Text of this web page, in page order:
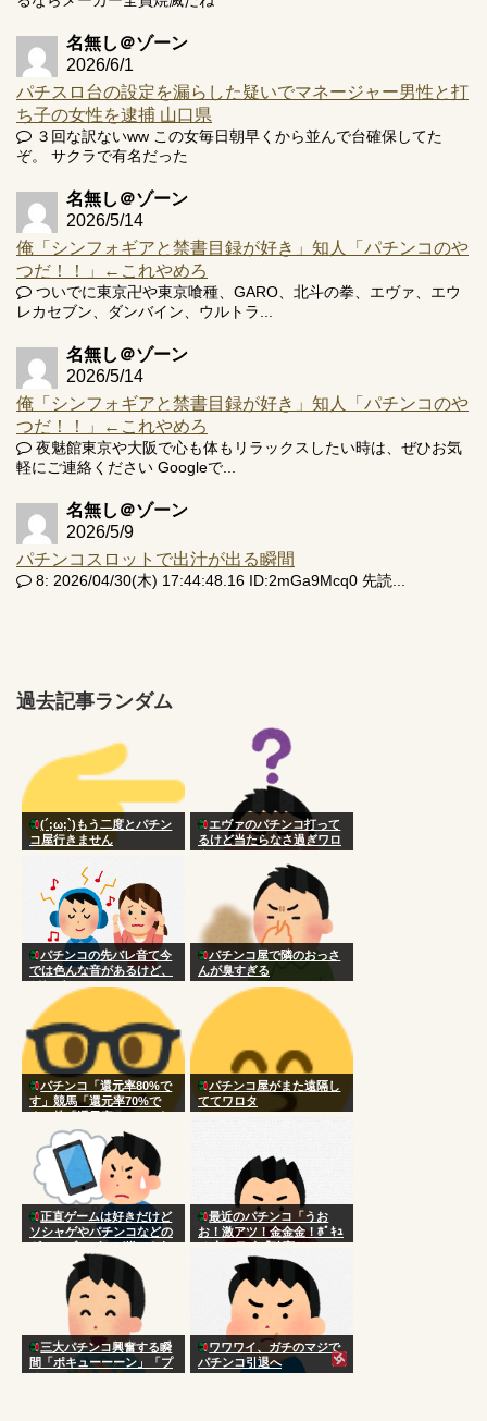
名無し＠ゾーン
2026/6/1
パチスロ台の設定を漏らした疑いでマネージャー男性と打
ち子の女性を逮捕 山口県
３回な訳ないww この女毎日朝早くから並んで台確保してた
ぞ。 サクラで有名だった
名無し＠ゾーン
2026/5/14
俺「シンフォギアと禁書目録が好き」知人「パチンコのや
つだ！！」←これやめろ
ついでに東京卍や東京喰種、GARO、北斗の拳、エヴァ、エウ
レカセブン、ダンバイン、ウルトラ...
名無し＠ゾーン
2026/5/14
俺「シンフォギアと禁書目録が好き」知人「パチンコのや
つだ！！」←これやめろ
夜魅館東京や大阪で心も体もリラックスしたい時は、ぜひお気
軽にご連絡ください Googleで...
名無し＠ゾーン
2026/5/9
パチンコスロットで出汁が出る瞬間
8: 2026/04/30(木) 17:44:48.16 ID:2mGa9Mcq0 先読...
過去記事ランダム
(´;ω;`)もう二度とパチン
コ屋行きません
エヴァのパチンコ打って
るけど当たらなさ過ぎワロ
タ
パチンコの先バレ音て今
では色んな音があるけど、
どれがいい？
パチンコ屋で隣のおっさ
んが臭すぎる
パチンコ「還元率80%で
す」競馬「還元率70%で
す」株「還元率105％です
パチンコ屋がまた遠隔し
ててワロタ
正直ゲームは好きだけど
ソシャゲやパチンコなどの
ギャンブルゲーが嫌いな奴
最近のパチンコ「うお
お！激アツ！金金金！ﾎﾟｷｭ
ｰﾝ！」ワイ「確変か？」
三大パチンコ興奮する瞬
間「ポキューーーン」「プ
チュン！！！！…」
ワワワイ、ガチのマジで
パチンコ引退へ